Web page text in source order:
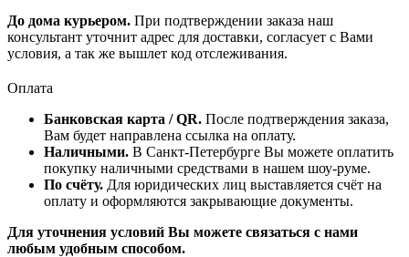
До дома курьером. При подтверждении заказа наш
консультант уточнит адрес для доставки, согласует с Вами
условия, а так же вышлет код отслеживания.
Оплата
Банковская карта / QR. После подтверждения заказа,
Вам будет направлена ссылка на оплату.
Наличными. В Санкт-Петербурге Вы можете оплатить
покупку наличными средствами в нашем шоу-руме.
По счёту. Для юридических лиц выставляется счёт на
оплату и оформляются закрывающие документы.
Для уточнения условий Вы можете связаться с нами
любым удобным способом.